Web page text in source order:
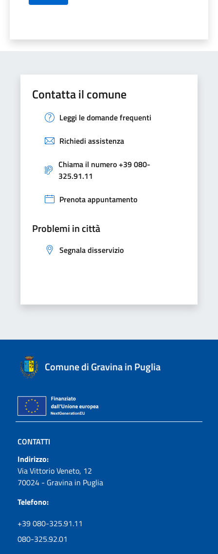
Contatta il comune
Leggi le domande frequenti
Richiedi assistenza
Chiama il numero +39 080-
325.91.11
Prenota appuntamento
Problemi in città
Segnala disservizio
Comune di Gravina in Puglia
CONTATTI
Indirizzo:
Via Vittorio Veneto, 12
70024 - Gravina in Puglia
Telefono:
+39 080-325.91.11
080-325.92.01